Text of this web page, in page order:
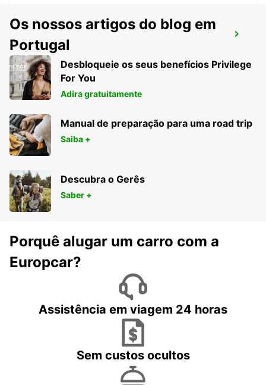
BERLIM HELLERSDORF
BERLIN - GERMANY
Os nossos artigos do blog em
Portugal
Desbloqueie os seus benefícios Privilege
For You
Adira gratuitamente
Manual de preparação para uma road trip
Saiba +
Descubra o Gerês
Saber +
Porquê alugar um carro com a
Europcar?
Assistência em viagem 24 horas
Sem custos ocultos